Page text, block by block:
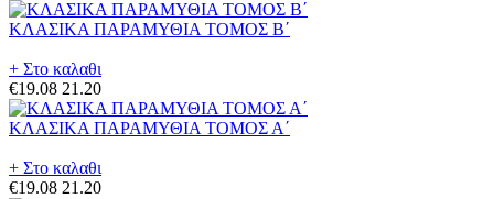
ΚΛΑΣΙΚΑ ΠΑΡΑΜΥΘΙΑ ΤΟΜΟΣ Β΄
+ Στο καλαθι
€19.08 21.20
ΚΛΑΣΙΚΑ ΠΑΡΑΜΥΘΙΑ ΤΟΜΟΣ Α΄
+ Στο καλαθι
€19.08 21.20